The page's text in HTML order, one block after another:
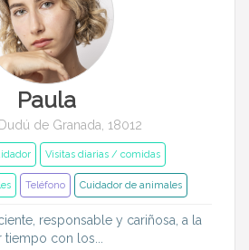
Paula
de Granada, 18012
Visitas diarias / comidas
Teléfono Cuidador de animales
responsable y cariñosa, a la
con los...